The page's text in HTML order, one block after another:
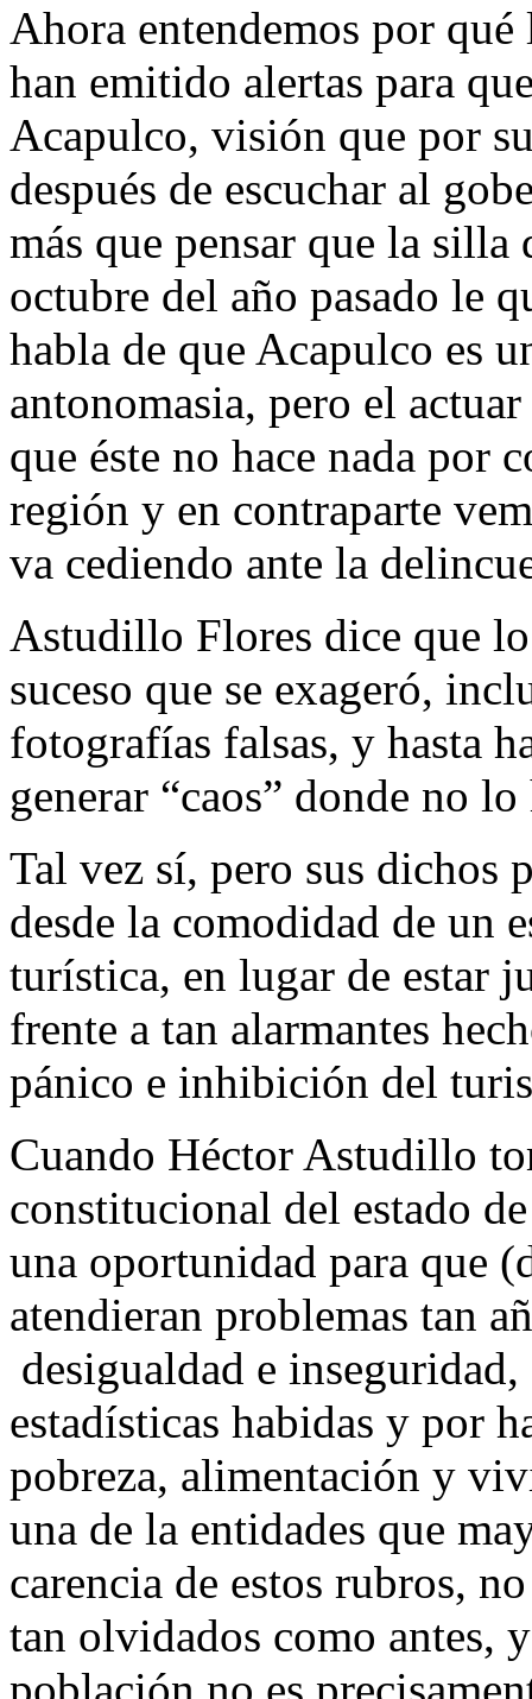
Ahora entendemos por qué
han emitido alertas para
Acapulco, visión que por
después de escuchar al
más que pensar que la silla
octubre del año pasado le
habla de que Acapulco es
antonomasia, pero el
que éste no hace nada por
región y en contraparte
va cediendo ante la
Astudillo Flores dice que
suceso que se exageró,
fotografías falsas, y hasta
generar “caos” donde no lo
Tal vez sí, pero sus dichos
desde la comodidad de un
turística, en lugar de estar
frente a tan alarmantes
pánico e inhibición del
Cuando Héctor Astudillo
constitucional del estado
una oportunidad para que
atendieran problemas tan
desigualdad e
estadísticas habidas y por
pobreza, alimentación y
una de la entidades que
carencia de estos rubros,
tan olvidados como antes,
población no es